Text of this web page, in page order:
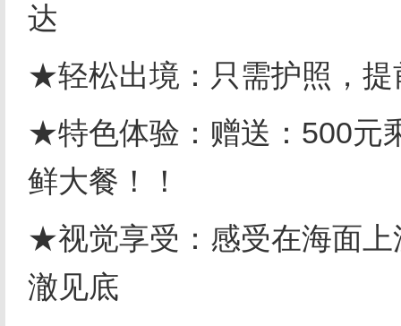
达
★轻松出境：只需护照，
★特色体验：赠送：500元
鲜大餐！！
★视觉享受：感受在海面
澈见底